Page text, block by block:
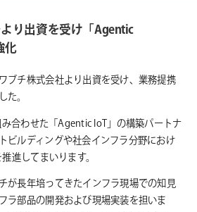
り出資を受け「Agentic
化
ブチ株式会社より出資を受け、業務提携
。
合わせた「Agentic IoT」の構築パートナ
ビルディングや社会インフラ分野におけ
進してまいります。
が長年培ってきたインフラ現場での知見
ラ部品の開発および現場実装を担いま